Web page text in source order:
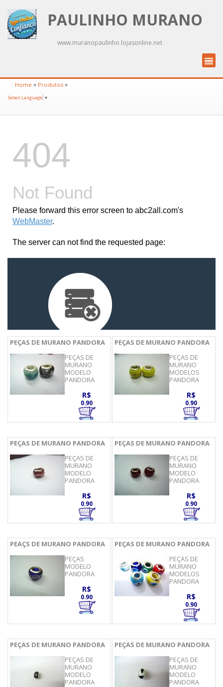
PAULINHO MURANO
www.muranopaulinho.lojasonline.net
Home » Produtos »
Select Language ▼
PEÇAS DE MURANO PANDORA
PEÇAS DE
MURANO
MODELO
PANDORA
R$
0.90
PEÇAS DE MURANO PANDORA
PEÇAS DE
MURANO
MODELOS
PANDORA
R$
0.90
PEÇAS DE MURANO PANDORA
PEÇAS DE
MURANO
MODELO
PANDORA
R$
0.90
PEÇAS DE MURANO PANDORA
PEÇAS DE
MURANO
MODELO
PANDORA
R$
0.90
PEAÇS DE MURANO PANDORA
PEÇAS
MODELO
PANDORA
R$
0.90
PEÇAS DE MURANO PANDORA
PEÇAS DE
MURANO
MODELOS
PANDORA
R$
0.90
PEÇAS DE MURANO PANDORA
PEÇAS DE
MURANO
MODELO
PANDORA
PEÇAS DE MURANO PANDORA
PEÇAS DE
MURANO
MODELO
PANDORA